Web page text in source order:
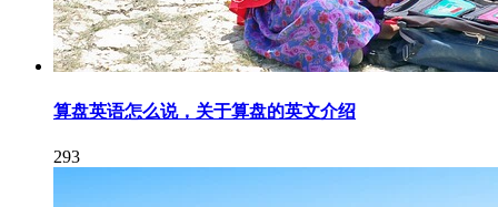
算盘英语怎么说，关于算盘的英文介绍
293